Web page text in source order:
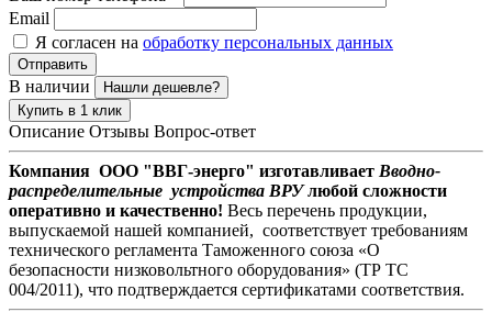
Email
Я согласен на обработку персональных данных
Отправить
В наличии
Нашли дешевле?
Купить в 1 клик
Описание Отзывы Вопрос-ответ
Компания ООО "ВВГ-энерго" изготавливает Вводно-
распределительные устройства ВРУлюбой сложности
оперативно и качественно! Весь перечень продукции,
выпускаемой нашей компанией, соответствует требованиям
технического регламента Таможенного союза «О
безопасности низковольтного оборудования» (ТР ТС
004/2011), что подтверждается сертификатами соответствия.